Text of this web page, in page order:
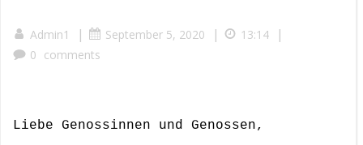
Admin1 | September 5, 2020 | 13:14 |
0 comments
Liebe Genossinnen und Genossen,